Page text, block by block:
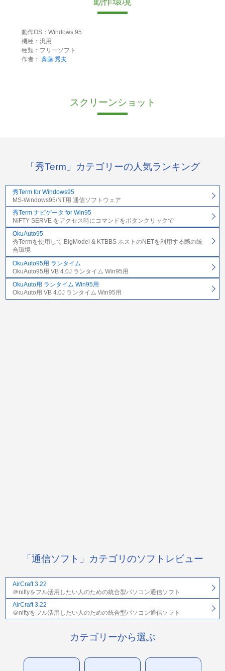
動作OS：Windows 95
機種：汎用
種類：フリーソフト
作者： 斉藤 秀夫
スクリーンショット
「秀Term」カテゴリーの人気ランキング
秀Term for Windows95
MS-Windows95/NT用 通信ソフトウェア
秀Term ナビゲータ for Win95
NIFTY SERVE をアクセス時にコマンドをボタンクリックで
OkuAuto95
秀Termを使用して BigModel & KTBBS ホストのNETを利用する際の統
合環境
OkuAuto95用 ランタイム
OkuAuto95用 VB 4.0J ランタイム Win95用
OkuAuto用 ランタイム Win95用
OkuAuto用 VB 4.0J ランタイム Win95用
「通信ソフト」カテゴリのソフトレビュー
AirCraft 3.22
＠niftyをフル活用したい人のための統合型パソコン通信ソフト
AirCraft 3.22
＠niftyをフル活用したい人のための統合型パソコン通信ソフト
カテゴリーから選ぶ